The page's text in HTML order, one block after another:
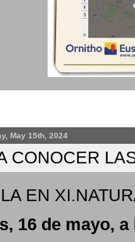
May 15th, 2024
CONOCER
EN
16 de mayo,